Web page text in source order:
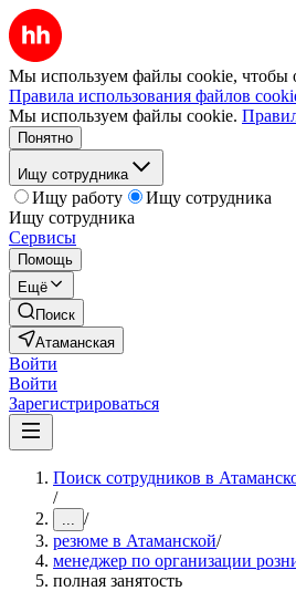
Мы используем файлы cookie, чтобы
Правила использования файлов
Мы используем файлы cookie.
Понятно
Ищу сотрудника
Ищу работу
Ищу сотрудника
Ищу сотрудника
Сервисы
Помощь
Ещё
Поиск
Атаманская
Войти
Войти
Зарегистрироваться
Поиск сотрудников в
/
... /
резюме в Атаманской/
менеджер по организации
полная занятость